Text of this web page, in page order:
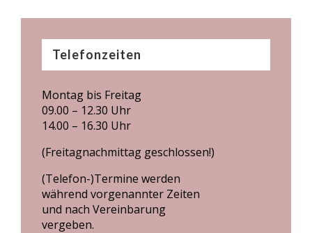
Telefonzeiten
Montag bis Freitag
09.00 – 12.30 Uhr
14.00 – 16.30 Uhr
(Freitagnachmittag geschlossen!)
(Telefon-)Termine werden
während vorgenannter Zeiten
und nach Vereinbarung
vergeben.